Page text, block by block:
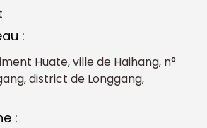
:
Huate, ville de Haihang, n°
district de Longgang,
: